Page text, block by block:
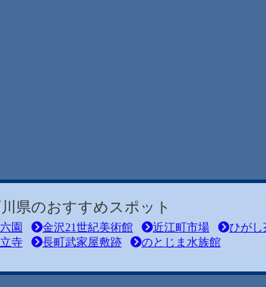
県のおすすめスポット
園 金沢21世紀美術館 近江町市場 ひが
寺
長町武家屋敷跡 のとじま水族館